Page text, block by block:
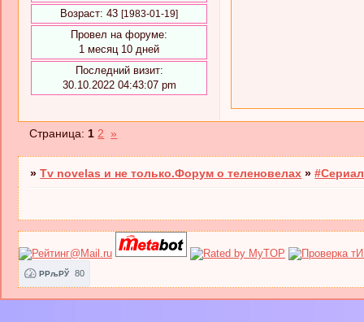
Возраст: 43 [1983-01-19]
Провел на форуме:
1 месяц 10 дней
Последний визит:
30.10.2022 04:43:07 pm
Страница: 1 2 »
»Tv novelas и не только.Форум о теленовелах »
РРљРЎ 80